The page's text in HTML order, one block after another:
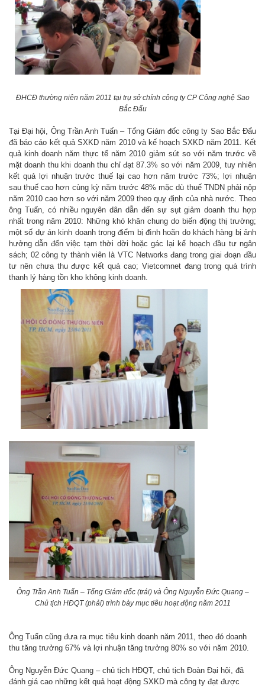
ĐHCĐ thường niên năm 2011 tại trụ sở chính công ty CP Công nghệ Sao
Bắc Đẩu
Tại Đại hội, Ông Trần Anh Tuấn – Tổng Giám đốc công ty Sao Bắc Đẩu
đã báo cáo kết quả SXKD năm 2010 và kế hoạch SXKD năm 2011. Kết
quả kinh doanh năm thực tế năm 2010 giảm sút so với năm trước về
mặt doanh thu khi doanh thu chỉ đạt 87.3% so với năm 2009, tuy nhiên
kết quả lợi nhuận trước thuế lại cao hơn năm trước 73%; lợi nhuận
sau thuế cao hơn cùng kỳ năm trước 48% mặc dù thuế TNDN phải nộp
năm 2010 cao hơn so với năm 2009 theo quy định của nhà nước. Theo
ông Tuấn, có nhiều nguyên dân dẫn đến sự sụt giảm doanh thu hợp
nhất trong năm 2010: Những khó khăn chung do biến động thị trường;
một số dự án kinh doanh trọng điểm bị đình hoãn do khách hàng bị ảnh
hưởng dẫn đến việc tạm thời dời hoặc gác lại kế hoạch đầu tư ngân
sách; 02 công ty thành viên là VTC Networks đang trong giai đoạn đầu
tư nên chưa thu được kết quả cao; Vietcomnet đang trong quá trình
thanh lý hàng tồn kho không kinh doanh.
Ông Trần Anh Tuấn – Tổng Giám đốc (trái) và Ông Nguyễn Đức Quang –
Chủ tịch HĐQT (phải) trình bày mục tiêu hoạt động năm 2011
Ông Tuấn cũng đưa ra mục tiêu kinh doanh năm 2011, theo đó doanh
thu tăng trưởng 67% và lợi nhuận tăng trưởng 80% so với năm 2010.
Ông Nguyễn Đức Quang – chủ tịch HĐQT, chủ tịch Đoàn Đại hội, đã
đánh giá cao những kết quả hoạt động SXKD mà công ty đạt được